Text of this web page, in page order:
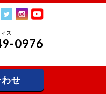
ス
0976
せ